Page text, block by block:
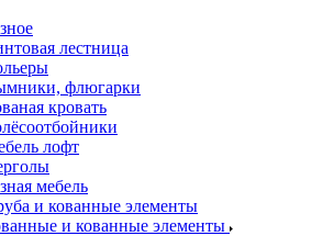
лестница
флюгарки
кровать
лофт
мебель
и кованные элементы
и кованные элементы